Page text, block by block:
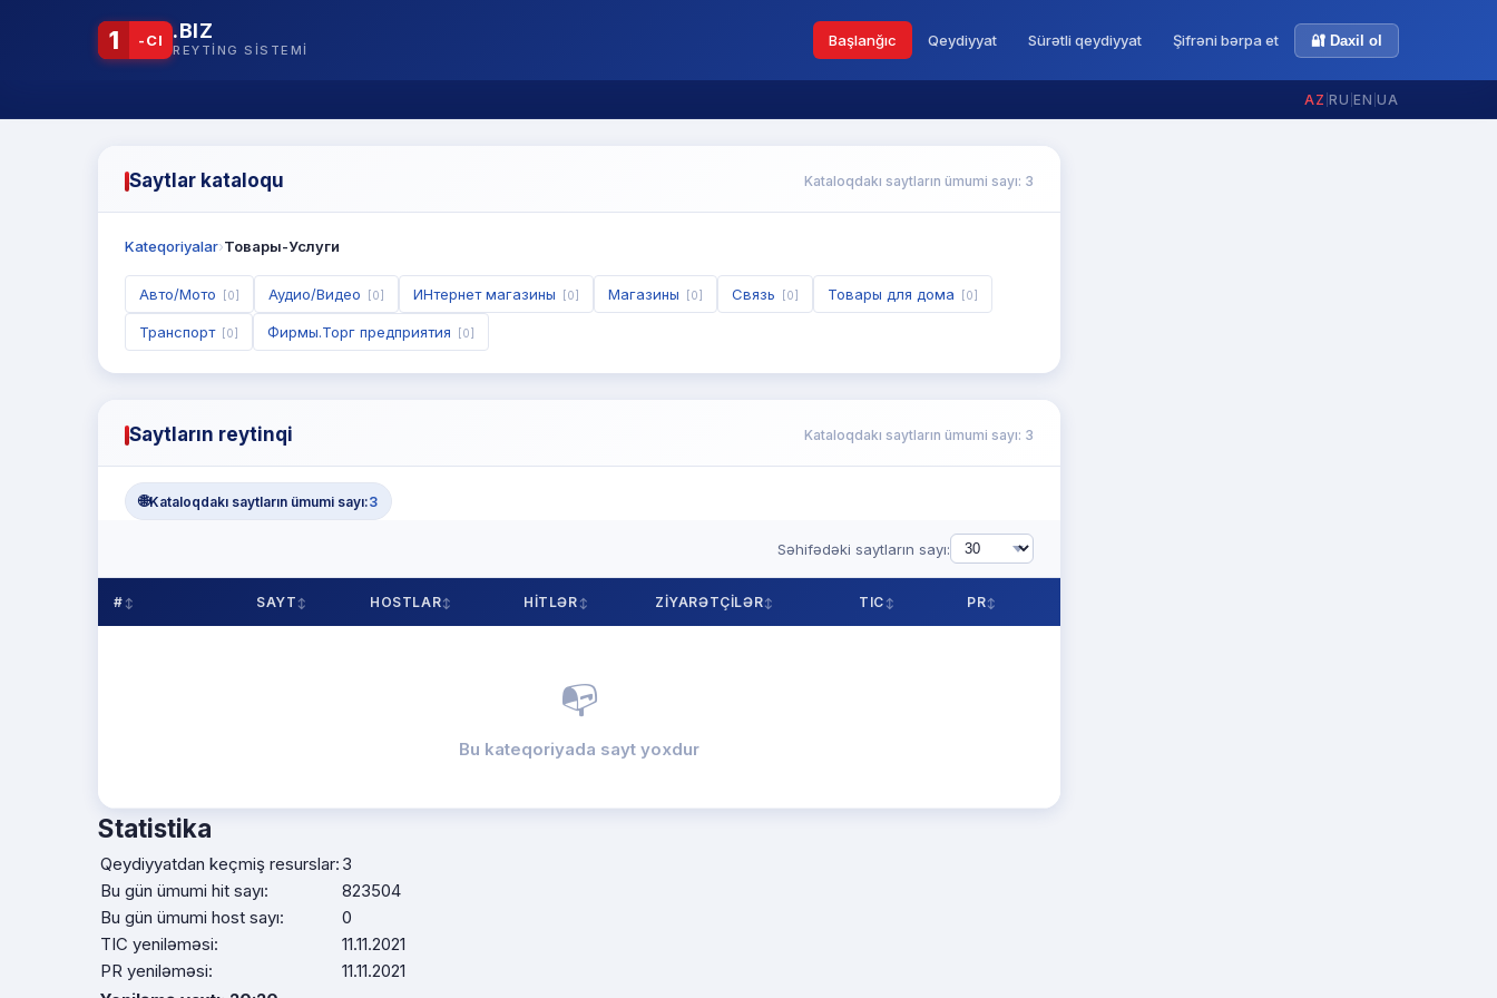
1 -CI .BIZ
REYTING SISTEMI
Başlanğıc Qeydiyyat Sürətli qeydiyyat Şifrəni bərpa et 🔐 Daxil ol
AZ RU EN UA
Saytlar kataloqu Kataloqdakı saytların ümumi sayı: 3
Kateqoriyalar›Товары-Услуги
Авто/Мото [0] Аудио/Видео [0] ИНтернет магазины [0] Магазины [0] Связь [0] Товары для дома [0]
Транспорт [0] Фирмы.Торг предприятия [0]
Saytların reytinqi Kataloqdakı saytların ümumi sayı: 3
🌐Kataloqdakı saytların ümumi sayı:3
Səhifədəki saytların sayı:
# SAYT HOSTLAR HITLƏR ZIYARƏTÇILƏR TIC PR
📭
Bu kateqoriyada sayt yoxdur
Statistika
Qeydiyyatdan keçmiş resurslar:
Bu gün ümumi hit sayı:
Bu gün ümumi host sayı:
TIC yeniləməsi:
PR yeniləməsi:
3
823504
0
11.11.2021
11.11.2021